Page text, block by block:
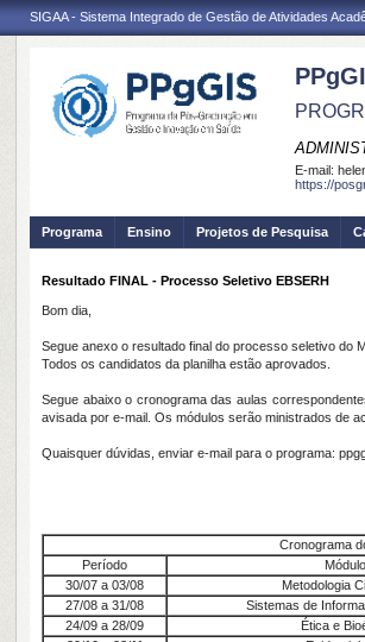
SIGAA - Sistema Integrado de Gestão de Atividades
E-mail:
https://
Programa Ensino Projetos de Pesquisa
Resultado FINAL - Processo Seletivo EBSERH
Bom dia,
Segue anexo o resultado final do processo seletivo do
Todos os candidatos da planilha estão aprovados.
Segue abaixo o cronograma das aulas
avisada por e-mail. Os módulos serão ministrados de
Quaisquer dúvidas, enviar e-mail para o programa:
Cronograma
Período
Módulo
30/07 a 03/08
Metodologia
27/08 a 31/08
Sistemas de
24/09 a 28/09
Ética e